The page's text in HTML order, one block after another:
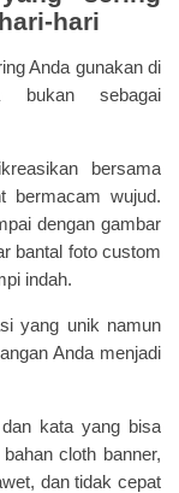
hari
Anda gunakan di
bukan sebagai
bersama
bermacam wujud.
dengan gambar
bantal foto custom
indah.
yang unik namun
Anda menjadi
kata yang bisa
cloth banner,
dan tidak cepat